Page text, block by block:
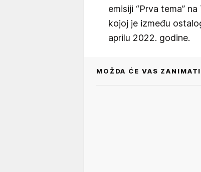
emisiji “Prva tema”
kojoj je između
aprilu 2022. godine.
MOŽDA ĆE VAS ZANIMATI